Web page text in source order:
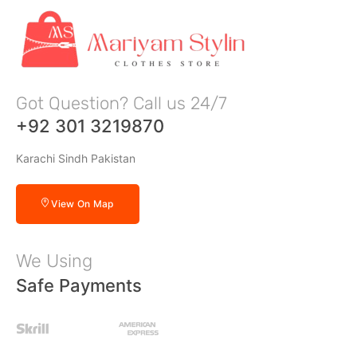
Got Question? Call us 24/7
+92 301 3219870
Karachi Sindh Pakistan
View On Map
We Using
Safe Payments